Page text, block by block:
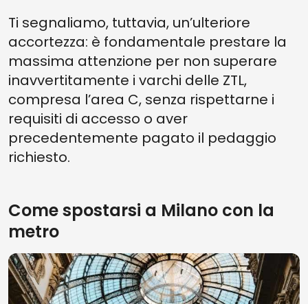
Ti segnaliamo, tuttavia, un’ulteriore
accortezza: è fondamentale prestare la
massima attenzione per non superare
inavvertitamente i varchi delle ZTL,
compresa l’area C, senza rispettarne i
requisiti di accesso o aver
precedentemente pagato il pedaggio
richiesto.
Come spostarsi a Milano con la
metro